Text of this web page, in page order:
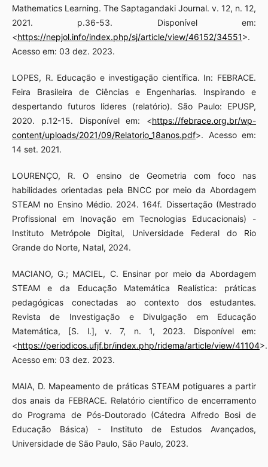
Mathematics Learning. The Saptagandaki Journal. v. 12, n. 12,
2021. p.36-53. Disponível em:
<https://nepjol.info/index.php/sj/article/view/46152/34551>.
Acesso em: 03 dez. 2023.
LOPES, R. Educação e investigação científica. In: FEBRACE.
Feira Brasileira de Ciências e Engenharias. Inspirando e
despertando futuros líderes (relatório). São Paulo: EPUSP,
2020. p.12-15. Disponível em: <https://febrace.org.br/wp-
content/uploads/2021/09/Relatorio_18anos.pdf>. Acesso em:
14 set. 2021.
LOURENÇO, R. O ensino de Geometria com foco nas
habilidades orientadas pela BNCC por meio da Abordagem
STEAM no Ensino Médio. 2024. 164f. Dissertação (Mestrado
Profissional em Inovação em Tecnologias Educacionais) -
Instituto Metrópole Digital, Universidade Federal do Rio
Grande do Norte, Natal, 2024.
MACIANO, G.; MACIEL, C. Ensinar por meio da Abordagem
STEAM e da Educação Matemática Realística: práticas
pedagógicas conectadas ao contexto dos estudantes.
Revista de Investigação e Divulgação em Educação
Matemática, [S. l.], v. 7, n. 1, 2023. Disponível em:
<https://periodicos.ufjf.br/index.php/ridema/article/view/41104>.
Acesso em: 03 dez. 2023.
MAIA, D. Mapeamento de práticas STEAM potiguares a partir
dos anais da FEBRACE. Relatório científico de encerramento
do Programa de Pós-Doutorado (Cátedra Alfredo Bosi de
Educação Básica) - Instituto de Estudos Avançados,
Universidade de São Paulo, São Paulo, 2023.